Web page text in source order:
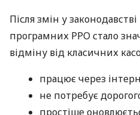
Після змін у
програмних РРО стало
відміну від класичних
працює через
не потребує
простіше